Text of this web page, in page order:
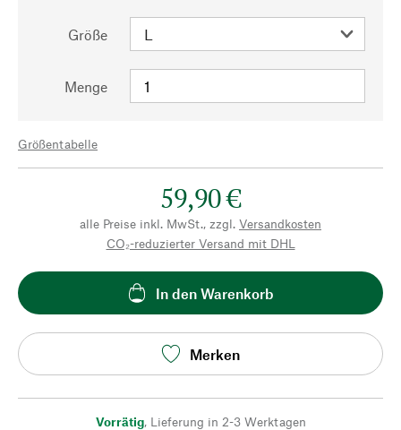
Größe
Menge
Größentabelle
59,90 €
alle Preise inkl. MwSt., zzgl. Versandkosten
CO₂-reduzierter Versand mit DHL
In den Warenkorb
Merken
Vorrätig, Lieferung in 2-3 Werktagen